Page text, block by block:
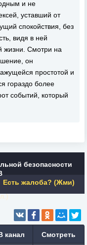
и не
уставший от
спокойствия, без
видя в ней
жизни. Смотри на
он
простотой и
гораздо более
событий, который
безопасности
Есть жалоба? (Жми)
канал Смотреть